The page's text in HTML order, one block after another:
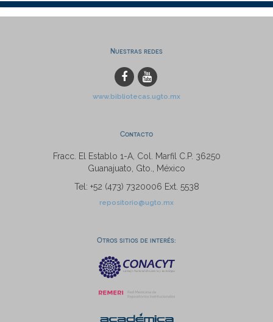
Nuestras redes
www.bibliotecas.ugto.mx
Contacto
Fracc. El Establo 1-A, Col. Marfil C.P. 36250
Guanajuato, Gto., México
Tel: +52 (473) 7320006 Ext. 5538
repositorio@ugto.mx
Otros sitios de interés: